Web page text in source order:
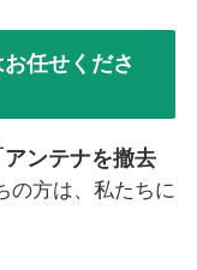
任せくださ
アンテナを撤去
の方は、私たちに